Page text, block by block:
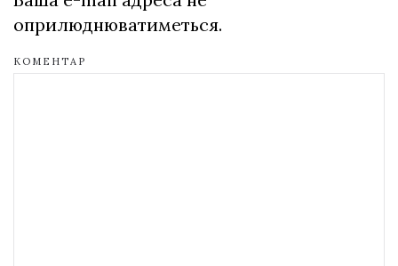
оприлюднюватиметься.
КОМЕНТАР